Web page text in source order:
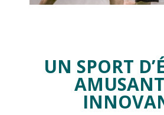
UN SPORT